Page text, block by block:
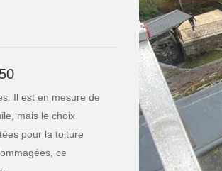
Il est en mesure de
mais le choix
pour la toiture
ce